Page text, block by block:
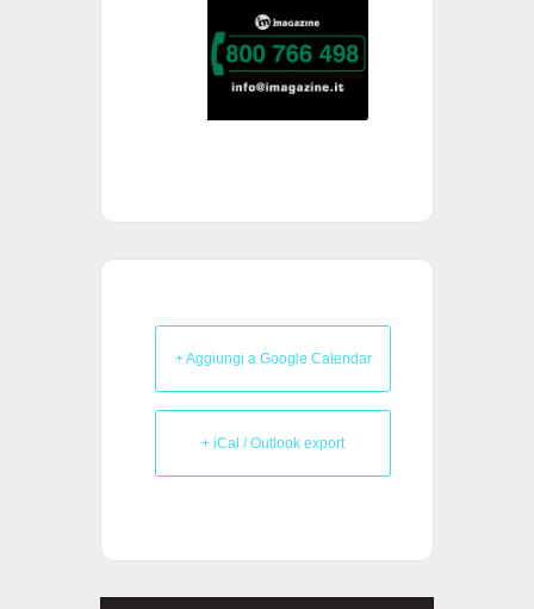
+ Aggiungi a Google Calendar
+ iCal / Outlook export